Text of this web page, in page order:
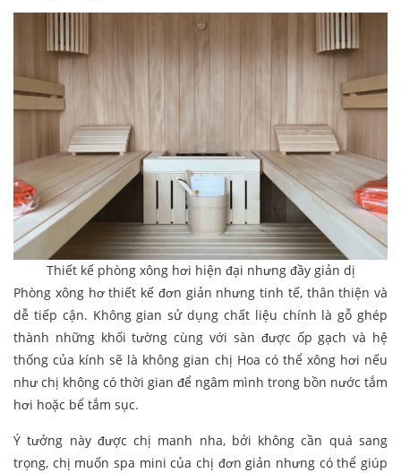
Thiết kế phòng xông hơi hiện đại nhưng đầy giản dị
Phòng xông hơ thiết kế đơn giản nhưng tinh tế, thân thiện và
dễ tiếp cận. Không gian sử dụng chất liệu chính là gỗ ghép
thành những khối tường cùng với sàn được ốp gạch và hệ
thống của kính sẽ là không gian chị Hoa có thể xông hơi nếu
như chị không có thời gian để ngâm mình trong bồn nước tắm
hơi hoặc bể tắm sục.
Ý tưởng này được chị manh nha, bởi không cần quá sang
trọng, chị muốn spa mini của chị đơn giản nhưng có thể giúp